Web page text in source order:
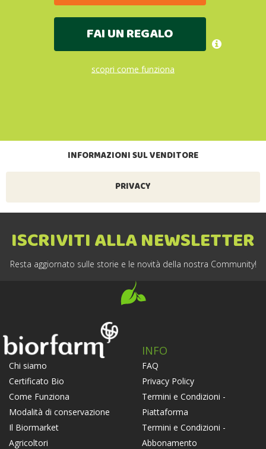
FAI UN REGALO
scopri come funziona
INFORMAZIONI SUL VENDITORE
PRIVACY
ISCRIVITI ALLA NEWSLETTER
Resta aggiornato sulle storie e le novità della nostra Community!
Chi siamo
Certificato Bio
Come Funziona
Modalità di conservazione
Il Biormarket
Agricoltori
INFO
FAQ
Privacy Policy
Termini e Condizioni -
Piattaforma
Termini e Condizioni -
Abbonamento